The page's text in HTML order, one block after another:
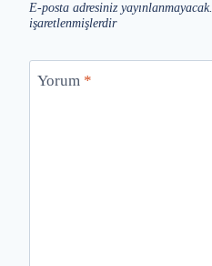
E-posta adresiniz yayınlanmayacak.
işaretlenmişlerdir
Yorum *